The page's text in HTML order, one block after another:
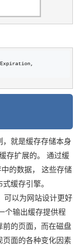
，就是缓存存储本身
存扩展的。 通过缓
的数据，
这些存储
缓存引擎。
可以为网站设计更好
个输出缓存提供程
前的页面，而在磁盘
页面的各种变化因素